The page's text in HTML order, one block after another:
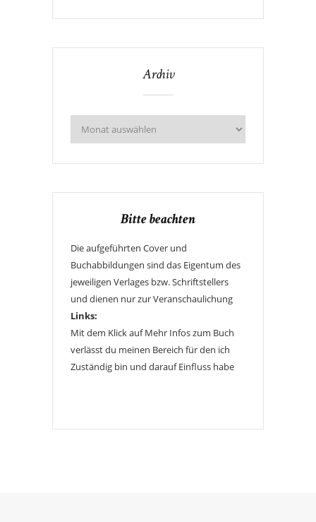
Archiv
Bitte beachten
Die aufgeführten Cover und
Buchabbildungen sind das Eigentum des
jeweiligen Verlages bzw. Schriftstellers
und dienen nur zur Veranschaulichung
Links:
Mit dem Klick auf Mehr Infos zum Buch
verlässt du meinen Bereich für den ich
Zuständig bin und darauf Einfluss habe